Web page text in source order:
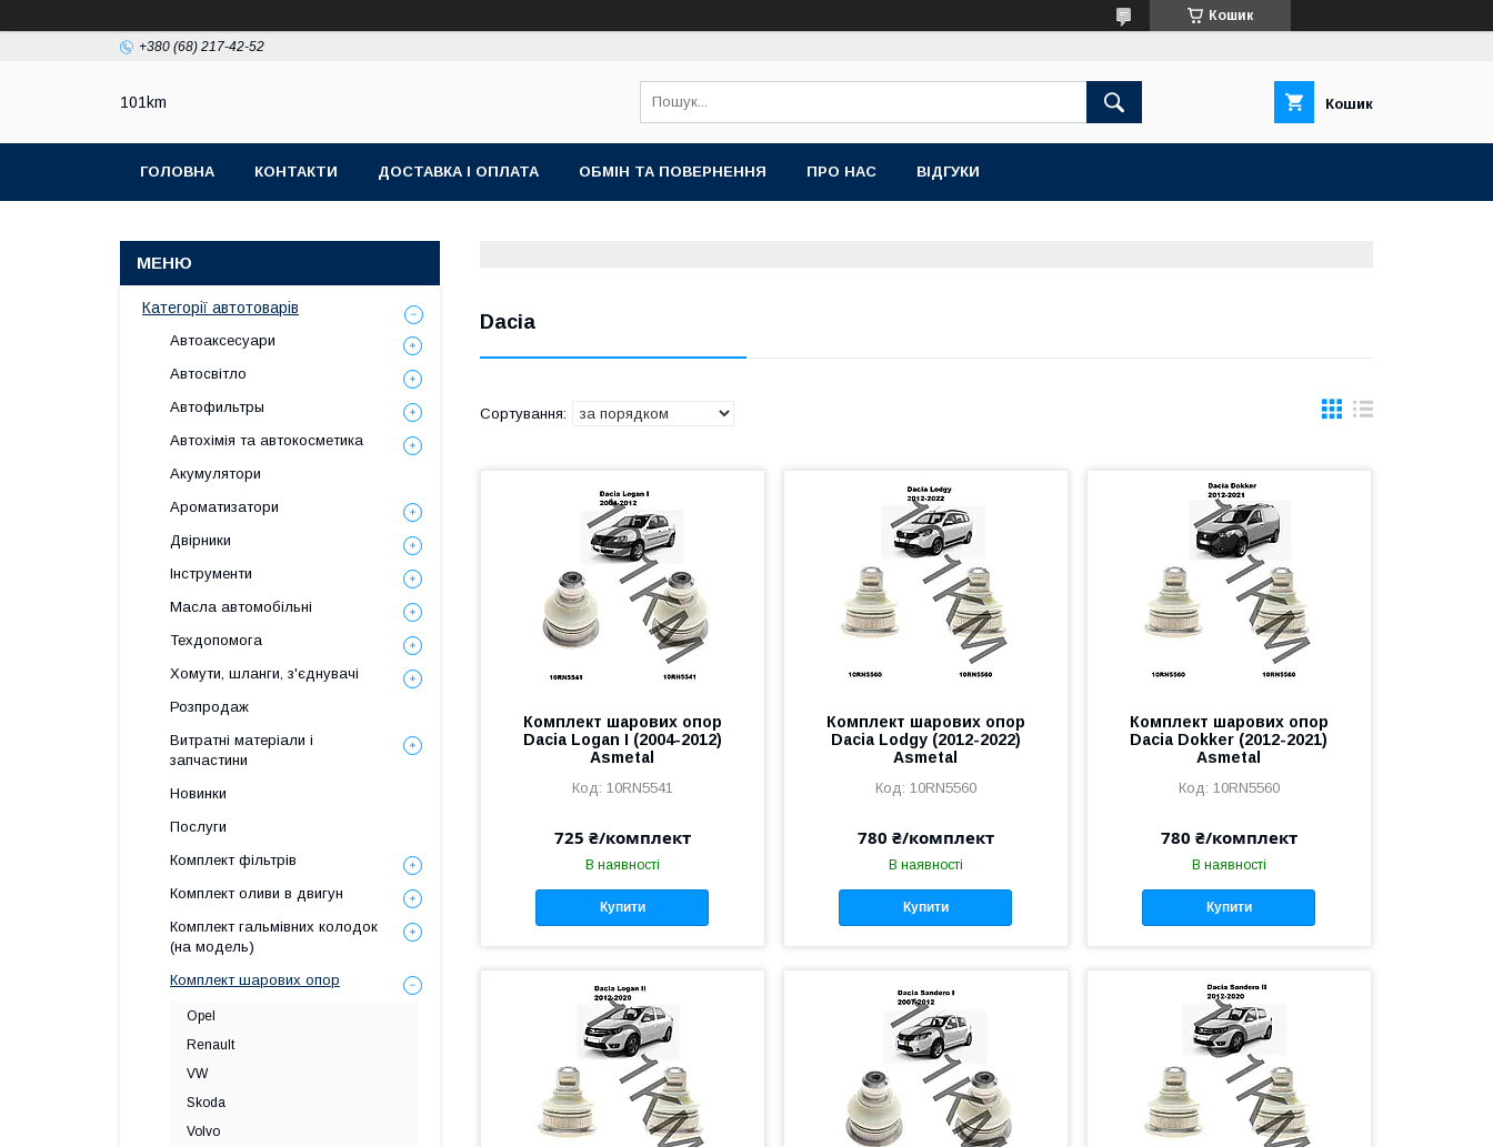
Кошик
+380 (68) 217-42-52
101km Кошик
ГОЛОВНА КОНТАКТИ ДОСТАВКА І ОПЛАТА ОБМІН ТА ПОВЕРНЕННЯ ПРО НАС ВІДГУКИ
Dacia
Комплект шарових опор
Dacia Logan I (2004-2012)
Asmetal
10RN5541
725 ₴/комплект
В наявності
Купити
Комплект шарових опор
Dacia Lodgy (2012-2022)
Asmetal
10RN5560
780 ₴/комплект
В наявності
Купити
Комплект шарових опор
Dacia Dokker (2012-2021)
Asmetal
10RN5560
780 ₴/комплект
В наявності
Купити
Категорії автотоварів
Автоаксесуари
Автосвітло
Автофильтры
Автохімія та автокосметика
Акумулятори
Ароматизатори
Двірники
Інструменти
Масла автомобільні
Техдопомога
Хомути, шланги, з'єднувачі
Розпродаж
Витратні матеріали і
запчастини
Новинки
Послуги
Комплект фільтрів
Комплект оливи в двигун
Комплект гальмівних колодок
(на модель)
Комплект шарових опор
Opel
Renault
VW
Skoda
Volvo